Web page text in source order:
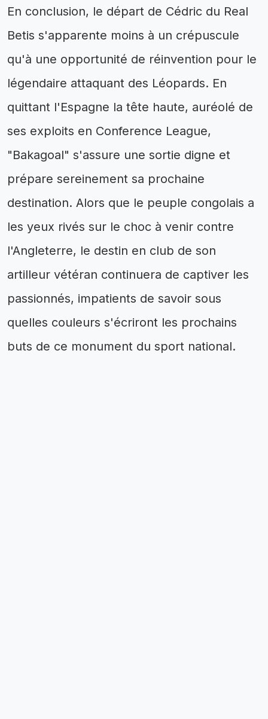
En conclusion, le départ de Cédric du Real
Betis s'apparente moins à un crépuscule
qu'à une opportunité de réinvention pour le
légendaire attaquant des Léopards. En
quittant l'Espagne la tête haute, auréolé de
ses exploits en Conference League,
"Bakagoal" s'assure une sortie digne et
prépare sereinement sa prochaine
destination. Alors que le peuple congolais a
les yeux rivés sur le choc à venir contre
l'Angleterre, le destin en club de son
artilleur vétéran continuera de captiver les
passionnés, impatients de savoir sous
quelles couleurs s'écriront les prochains
buts de ce monument du sport national.